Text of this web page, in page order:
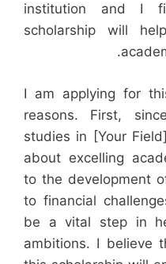
institution and I
scholarship will
I am applying for
reasons. First,
studies in [Your
about excelling
to the development
to financial
be a vital step in
ambitions. I believe